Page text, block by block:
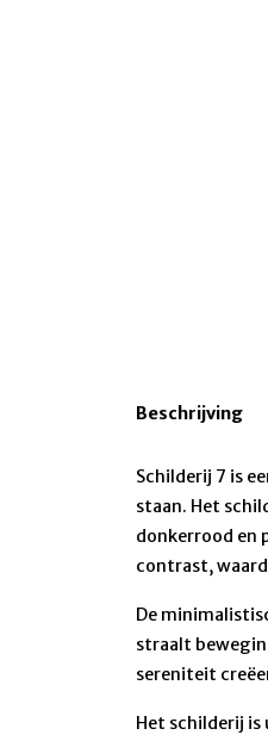
Beschrijving
Schilderij 7 is
staan. Het
donkerrood en
contrast,
De
straalt
sereniteit
Het schilderij